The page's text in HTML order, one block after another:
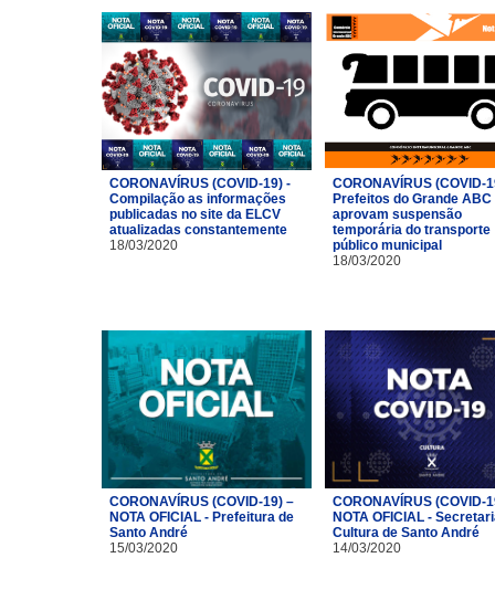
CORONAVÍRUS (COVID-19) -
Compilação as informações
publicadas no site da ELCV
atualizadas constantemente
18/03/2020
CORONAVÍRUS (COVID-
Prefeitos do Grande ABC
aprovam suspensão
temporária do transporte
público municipal
18/03/2020
CORONAVÍRUS (COVID-19) –
NOTA OFICIAL - Prefeitura de
Santo André
15/03/2020
CORONAVÍRUS (COVID-
NOTA OFICIAL -
Cultura de Santo André
14/03/2020